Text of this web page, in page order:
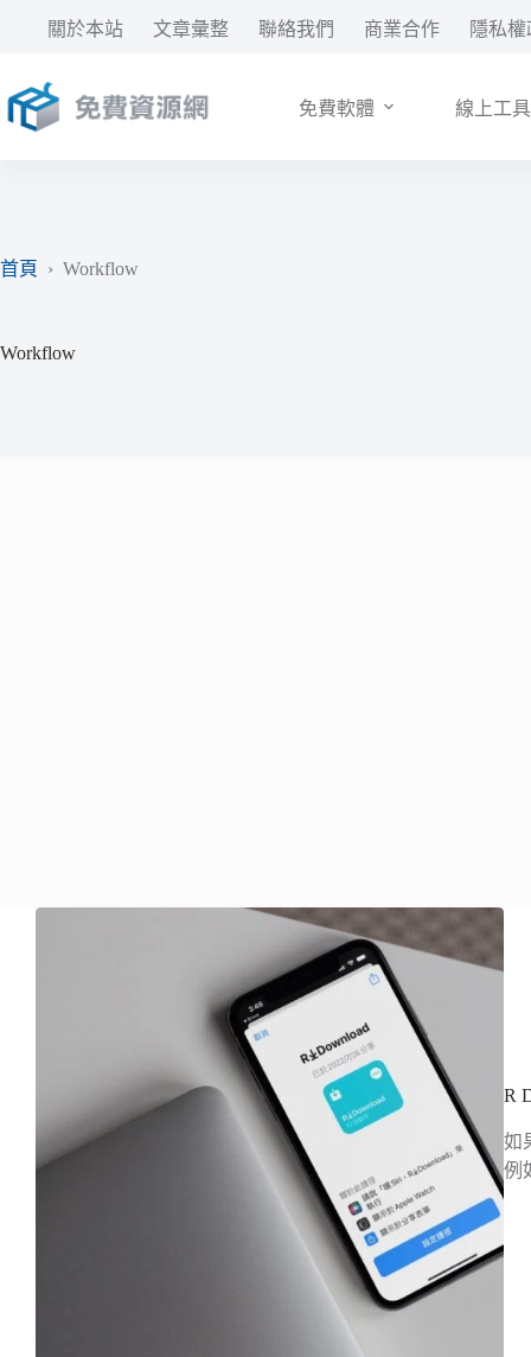
要
內
關於本站 文章彙整 聯絡我們 商業合作 隱私
免費軟體 線上工具
首頁 › Workflow
Workflow
R
如
例